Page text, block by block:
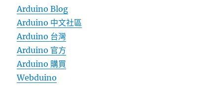
Arduino Blog
Arduino 中文社區
Arduino 台灣
Arduino 官方
Arduino 購買
Webduino